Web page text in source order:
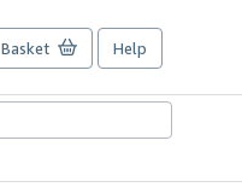
Basket Help